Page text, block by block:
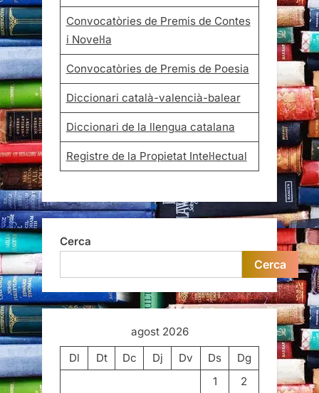
Convocatòries de Premis de Contes
i Novel·la
Convocatòries de Premis de Poesia
Diccionari català-valencià-balear
Diccionari de la llengua catalana
Registre de la Propietat Intel·lectual
Cerca
Cerca
agost 2026
Dl
Dt Dc Dj Dv Ds
Dg
1
2